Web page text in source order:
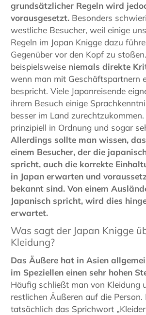
grundsätzlicher Regeln wird
vorausgesetzt. Besonders
westliche Besucher, weil einige
Regeln im Japan Knigge dazu
Gegenüber vor den Kopf zu
beispielsweise niemals direkte
wenn man mit Geschäftspartnern
bespricht. Viele Japanreisende
ihrem Besuch einige
besser im Land
prinzipiell in Ordnung und sogar
Allerdings sollte man wissen,
einem Besucher, der die
spricht, auch die korrekte
in Japan erwarten und
bekannt sind. Von einem
Japanisch spricht, wird dies
erwartet.
Was sagt der Japan Knigge
Kleidung?
Das Äußere hat in Asien
im Speziellen einen sehr hohen
Häufig schließt man von Kleidung
restlichen Äußeren auf die Person.
tatsächlich das Sprichwort „Kleider